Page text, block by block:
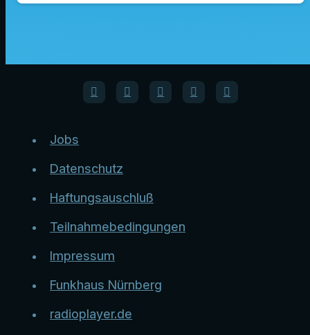
Jobs
Datenschutz
Haftungsauschluß
Teilnahmebedingungen
Impressum
Funkhaus Nürnberg
radioplayer.de